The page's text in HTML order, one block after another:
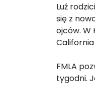
Luź
się z
ojców. W
FMLA
tygodni.